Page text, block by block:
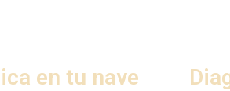
en tu nave